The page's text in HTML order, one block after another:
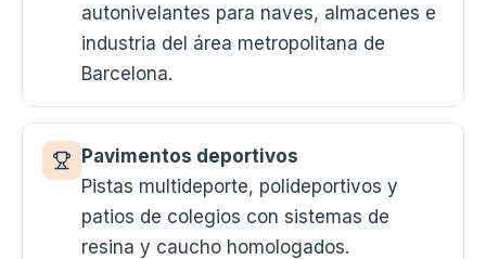
autonivelantes para naves, almacenes e
industria del área metropolitana de
Barcelona.
Pavimentos deportivos
Pistas multideporte, polideportivos y
patios de colegios con sistemas de
resina y caucho homologados.